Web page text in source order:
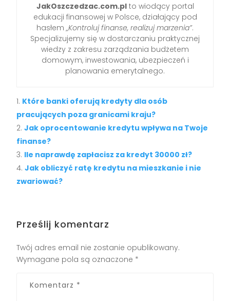
JakOszczedzac.com.plto wiodący portal
edukacji finansowej w Polsce, działający pod
hasłem „Kontroluj finanse, realizuj marzenia”.
Specjalizujemy się w dostarczaniu praktycznej
wiedzy z zakresu zarządzania budżetem
domowym, inwestowania, ubezpieczeń i
planowania emerytalnego.
Które banki oferują kredyty dla osób
pracujących poza granicami kraju?
Jak oprocentowanie kredytu wpływa na Twoje
finanse?
Ile naprawdę zapłacisz za kredyt 30000 zł?
Jak obliczyć ratę kredytu na mieszkanie i nie
zwariować?
Prześlij komentarz
Twój adres email nie zostanie opublikowany.
Wymagane pola są oznaczone *